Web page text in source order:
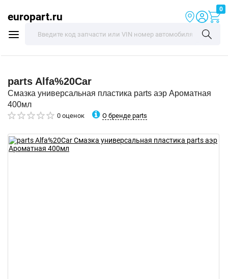
europart.ru
0
parts Alfa%20Car
Смазка универсальная пластика parts аэр Ароматная
400мл
0 оценок О бренде parts